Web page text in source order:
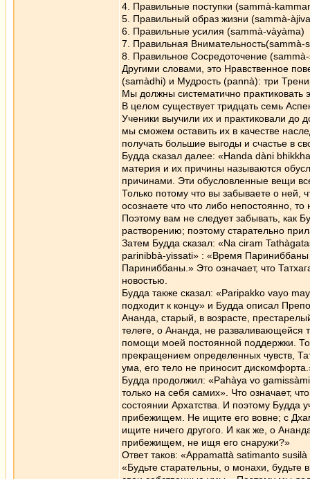
4. Правильные поступки (sammà-
5. Правильный образ жизни (sammà-
6. Правильные усилия (sammà-vàyàma)
7. Правильная Внимательность(sammà-
8. Правильное Сосредоточение
Другими словами, это Нравственное
(samàdhi) и Мудрость (pannà): три
Мы должны систематично практиковать
В целом существует тридцать семь
Ученики выучили их и практиковали до
мы сможем оставить их в качестве
получать большие выгоды и счастье в
Будда сказал далее: «Handa dàni
материя и их причины называются
причинами. Эти обусловленные вещи
Только потому что вы забываете о ней,
осознаете что что либо непостоянно,
Поэтому вам не следует забывать, как
растворению; поэтому старательно
Затем Будда сказал: «Na ciram
parinibbà-yissati» : «Время Париниббаны
Париниббаны.» Это означает, что
новостью.
Будда также сказал: «Paripakko vayo
подходит к концу» и Будда описал
Ананда, старый, в возрасте,
телеге, о Ананда, не разваливающейся
помощи моей постоянной поддержки.
прекращением определенных чувств,
ума, его тело не приносит
Будда продолжил: «Pahàya vo
только на себя самих». Что означает,
состоянии Архатства. И поэтому Будда
прибежищем. Не ищите его вовне; с
ищите ничего другого. И как же, о
прибежищем, не ищя его снаружи?»
Ответ таков: «Appamattà satimanto
«Будьте старательны, о монахи,